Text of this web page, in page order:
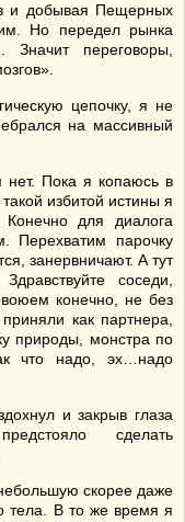
и добывая Пещерных
Но передел рынка
переговоры,
цепочку, я не
на массивный
нет. Пока я копаюсь в
избитой истины я
для диалога
Перехватим парочку
занервничают. А тут
соседи,
конечно, не без
как партнера,
природы, монстра по
что надо, эх…надо
и закрыв глаза
сделать
скорее даже
тела. В то же время я